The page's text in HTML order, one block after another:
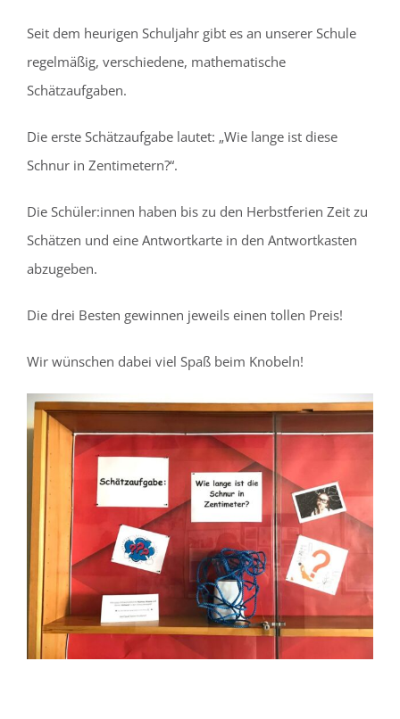
Seit dem heurigen Schuljahr gibt es an unserer Schule
regelmäßig, verschiedene, mathematische
Schätzaufgaben.
Die erste Schätzaufgabe lautet: „Wie lange ist diese
Schnur in Zentimetern?“.
Die Schüler:innen haben bis zu den Herbstferien Zeit zu
Schätzen und eine Antwortkarte in den Antwortkasten
abzugeben.
Die drei Besten gewinnen jeweils einen tollen Preis!
Wir wünschen dabei viel Spaß beim Knobeln!